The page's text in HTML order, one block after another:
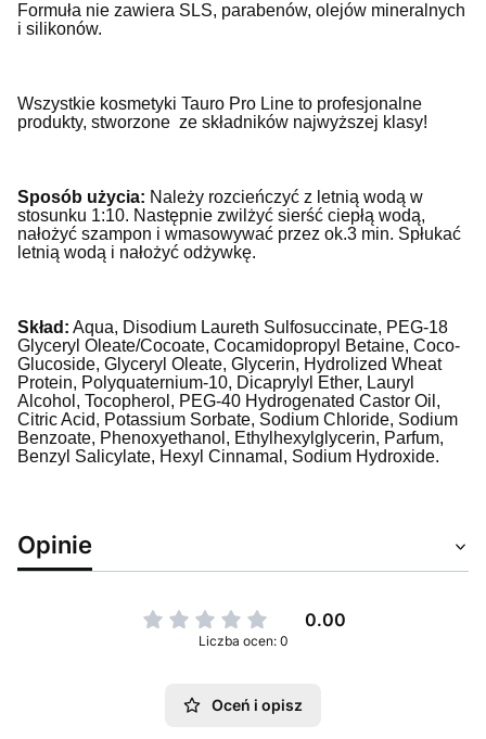
Formuła nie zawiera SLS, parabenów, olejów mineralnych
i silikonów.
Wszystkie kosmetyki Tauro Pro Line to profesjonalne
produkty, stworzone ze składników najwyższej klasy!
Sposób użycia: Należy rozcieńczyć z letnią wodą w
stosunku 1:10. Następnie zwilżyć sierść ciepłą wodą,
nałożyć szampon i wmasowywać przez ok.3 min. Spłukać
letnią wodą i nałożyć odżywkę.
Skład: Aqua, Disodium Laureth Sulfosuccinate, PEG-18
Glyceryl Oleate/Cocoate, Cocamidopropyl Betaine, Coco-
Glucoside, Glyceryl Oleate, Glycerin, Hydrolized Wheat
Protein, Polyquaternium-10, Dicaprylyl Ether, Lauryl
Alcohol, Tocopherol, PEG-40 Hydrogenated Castor Oil,
Citric Acid, Potassium Sorbate, Sodium Chloride, Sodium
Benzoate, Phenoxyethanol, Ethylhexylglycerin, Parfum,
Benzyl Salicylate, Hexyl Cinnamal, Sodium Hydroxide.
Opinie
0.00
Liczba ocen: 0
Oceń i opisz